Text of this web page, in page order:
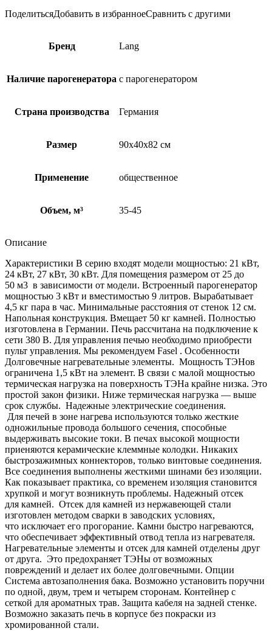
м³,
кг
камней)
ПоделитьсяДобавить в избранноеСравнить с другими
Бренд Lang
Наличие парогенератора с парогенератором
Страна производства Германия
Размер 90х40х82 см
Применение общественное
Объем, м³ 35-45
Описание
Характеристики В серию входят модели мощностью: 21 кВт,
24 кВт, 27 кВт, 30 кВт. Для помещения размером от 25 до
50 м3 в зависимости от модели. Встроенный парогенератор
мощностью 3 кВт и вместимостью 9 литров. Вырабатывает
4,5 кг пара в час. Минимальные расстояния от стенок 12 см.
Напольная конструкция. Вмещает 50 кг камней. Полностью
изготовлена в Германии. Печь рассчитана на подключение к
сети 380 В. Для управления печью необходимо приобрести
пульт управления. Мы рекомендуем Fasel . Особенности
Долговечные нагревательные элементы. Мощность ТЭНов
ограничена 1,5 кВт на элемент. В связи с малой мощностью
термическая нагрузка на поверхность ТЭНа крайне низка. Это
простой закон физики. Ниже термическая нагрузка — выше
срок службы. Надежные электрические соединения.
Для печей в зоне нагрева используются только жесткие
одножильные провода большого сечения, способные
выдерживать высокие токи. В печах высокой мощности
приеняются керамические клеммные колодки. Никаких
быстрозажимных коннекторов, только винтовые соединения.
Все соединения выполнены жесткими шинами без изоляции.
Как показывает практика, со временем изоляция становится
хрупкой и могут возникнуть проблемы. Надежный отсек
для камней. Отсек для камней из нержавеющей стали
изготовлен методом сварки в заводских условиях,
что исключает его прогорание. Камни быстро нагреваются,
что обеспечивает эффективный отвод тепла из нагревателя.
Нагревательные элементы и отсек для камней отделены друг
от друга. Это предохраняет ТЭНы от возможных
повреждений и делает их более долговечными. Опции
Система автозаполнения бака. Возможно установить поручни
по одной, двум, трем и четырем сторонам. Контейнер с
сеткой для ароматных трав. Защита кабеля на задней стенке.
Возможно заказать печь в корпусе без покраски из
хромированной стали.